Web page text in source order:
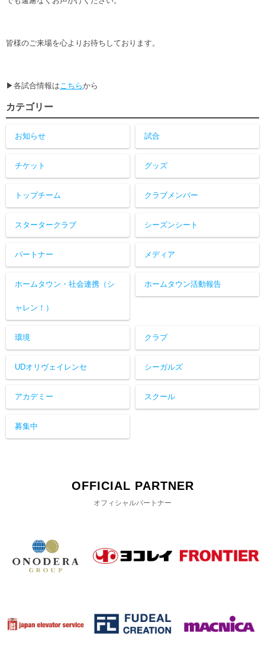
皆様のご来場を心よりお待ちしております。
▶各試合情報は こちらから
カテゴリー
お知らせ 試合
チケット グッズ
トップチーム クラブメンバー
スタータークラブ シーズンシート
パートナー メディア
ホームタウン・社会連携（シ
ャレン！）
ホームタウン活動報告
環境 クラブ
UDオリヴェイレンセ シーガルズ
アカデミー スクール
募集中
OFFICIAL PARTNER
オフィシャルパートナー